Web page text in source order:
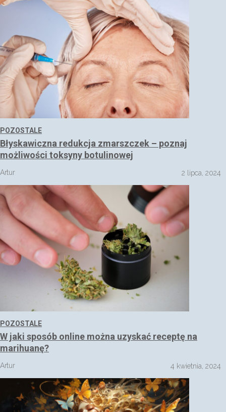
POZOSTALE
Błyskawiczna redukcja zmarszczek – poznaj
możliwości toksyny botulinowej
Artur 2 lipca, 2024
POZOSTALE
W jaki sposób online można uzyskać receptę na
marihuanę?
Artur 4 kwietnia, 2024